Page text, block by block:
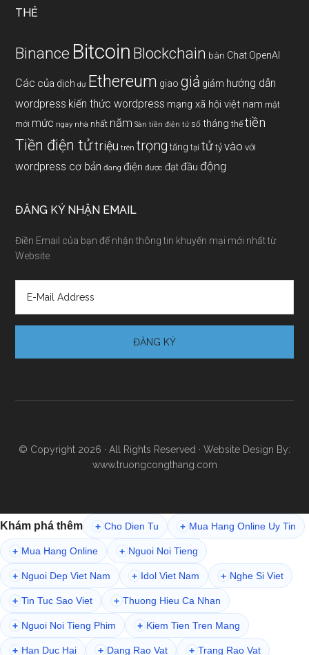
THẺ
Binance Bitcoin Blockchain bàn Chat OpenAI
Các của dịch dự Ethereum giao giả giảm hướng dẫn
wordpress kiến thức wordpress mạng xã hội việt nam mật
mới mức ngay nhà nhất năm Sàn tiền điện tử số tháng thế tiền
Tiền điện tửtriệu trên trọng tăng tại tử tỷ vào với
wordpress cơ bản đang điện được đạtđầu động
ĐĂNG KÝ NHẬN EMAIL
Điền Email của bạn để nhận thông tin khuyến mại mới nhất từ
Website
© Copyright 2026 · All Rights Reserved · Website Design By:
www.truongcongthang.com
Khám phá thêm + Cho Dien Tu + Mua Hang Online Uy Tin
+ Mua Hang Online + Nguoi Noi Tieng
+ Nguoi Dep Viet Nam + Idol Viet Nam + Nghe Si Viet
+ Tin Tuc Sao Viet + Thuong Hieu Ca Nhan
+ Nguoi Noi Tieng Phim + Kiem Tien Tren Mang
+ Han Duc Hai + Dang Rao Vat + Trang Rao Vat